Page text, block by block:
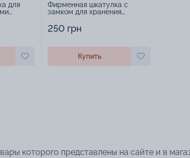
для
Фирменная шкатулка с
замком для хранения
250 грн
Купить
которого представлены на сайте и в